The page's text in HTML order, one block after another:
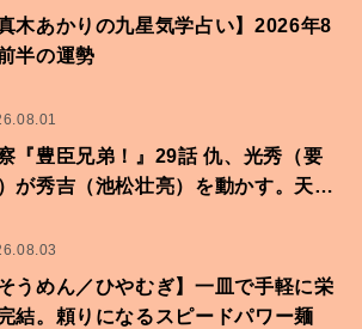
真木あかりの九星気学占い】2026年8
半の運勢
『豊臣兄弟！』29話 仇、光秀（要
が秀吉（池松壮亮）を動かす。天下
そうめん／ひやむぎ】一皿で手軽に栄
結。頼りになるスピードパワー麺